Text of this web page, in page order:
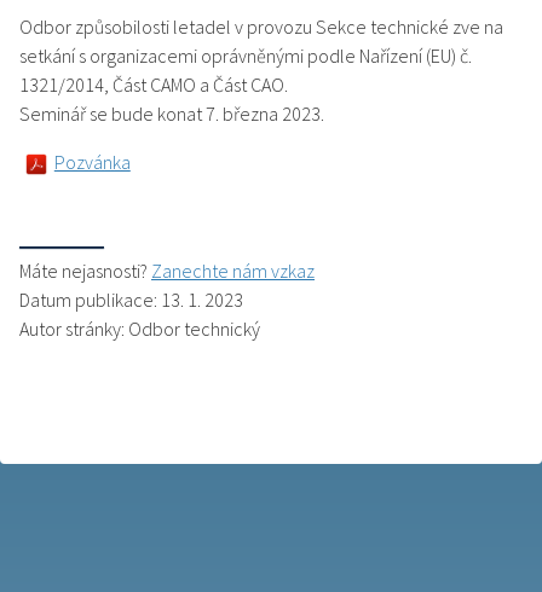
Odbor způsobilosti letadel v provozu Sekce technické zve na
setkání s organizacemi oprávněnými podle Nařízení (EU) č.
1321/2014, Část CAMO a Část CAO.
Seminář se bude konat 7. března 2023.
Pozvánka
Máte nejasnosti? Zanechte nám vzkaz
Datum publikace: 13. 1. 2023
Autor stránky: Odbor technický